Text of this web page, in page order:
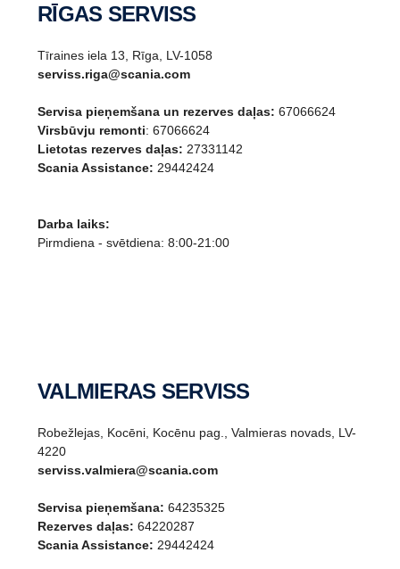
RĪGAS SERVISS
Tīraines iela 13, Rīga, LV-1058
serviss.riga@scania.com
Servisa pieņemšana un rezerves daļas: 67066624
Virsbūvju remonti: 67066624
Lietotas rezerves daļas: 27331142
Scania Assistance: 29442424
Darba laiks:
Pirmdiena - svētdiena: 8:00-21:00
VALMIERAS SERVISS
Robežlejas, Kocēni, Kocēnu pag., Valmieras novads, LV-
4220
serviss.valmiera@scania.com
Servisa pieņemšana: 64235325
Rezerves daļas: 64220287
Scania Assistance: 29442424